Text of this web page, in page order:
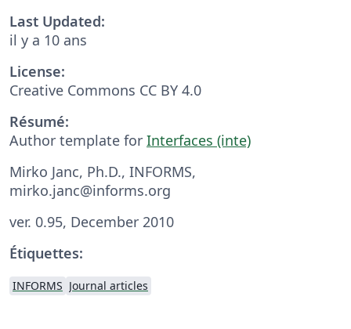
Last Updated:
il y a 10 ans
License:
Creative Commons CC BY 4.0
Résumé:
Author template for Interfaces (inte)
Mirko Janc, Ph.D., INFORMS,
mirko.janc@informs.org
ver. 0.95, December 2010
Étiquettes:
INFORMS Journal articles